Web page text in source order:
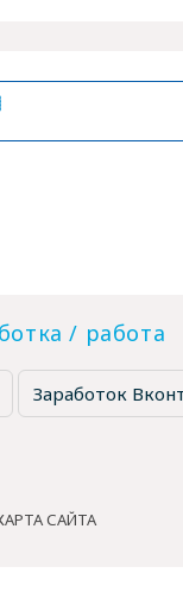
/ работа
Заработок
САЙТА